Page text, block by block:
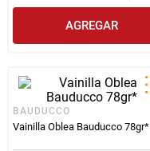
AGREGAR
BAUDUCCO
Vainilla Oblea Bauducco 78gr*